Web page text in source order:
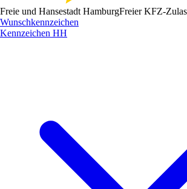
Freie und Hansestadt HamburgFreier KFZ-
Wunschkennzeichen
Kennzeichen HH